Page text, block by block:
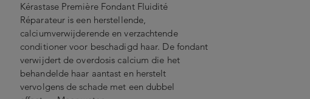
Kérastase Première Fondant Fluidité
Réparateur is een herstellende,
calciumverwijderende en verzachtende
conditioner voor beschadigd haar. De fondant
verwijdert de overdosis calcium die het
behandelde haar aantast en herstelt
vervolgens de schade met een dubbel